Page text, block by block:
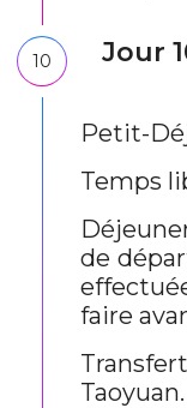
10
Jour
Petit-
Temps
de
faire
Taoyuan.